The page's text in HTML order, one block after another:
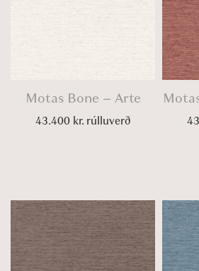
Motas Bone – Arte
43.400 kr.rúlluverð